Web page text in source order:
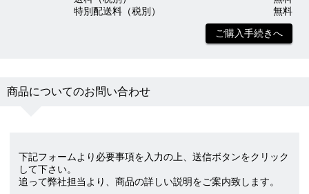
特別配送料（税別）
無料
ご購入手続きへ
商品についてのお問い合わせ
下記フォームより必要事項を入力の上、送信ボタンをクリック
して下さい。
追って弊社担当より、商品の詳しい説明をご案内致します。